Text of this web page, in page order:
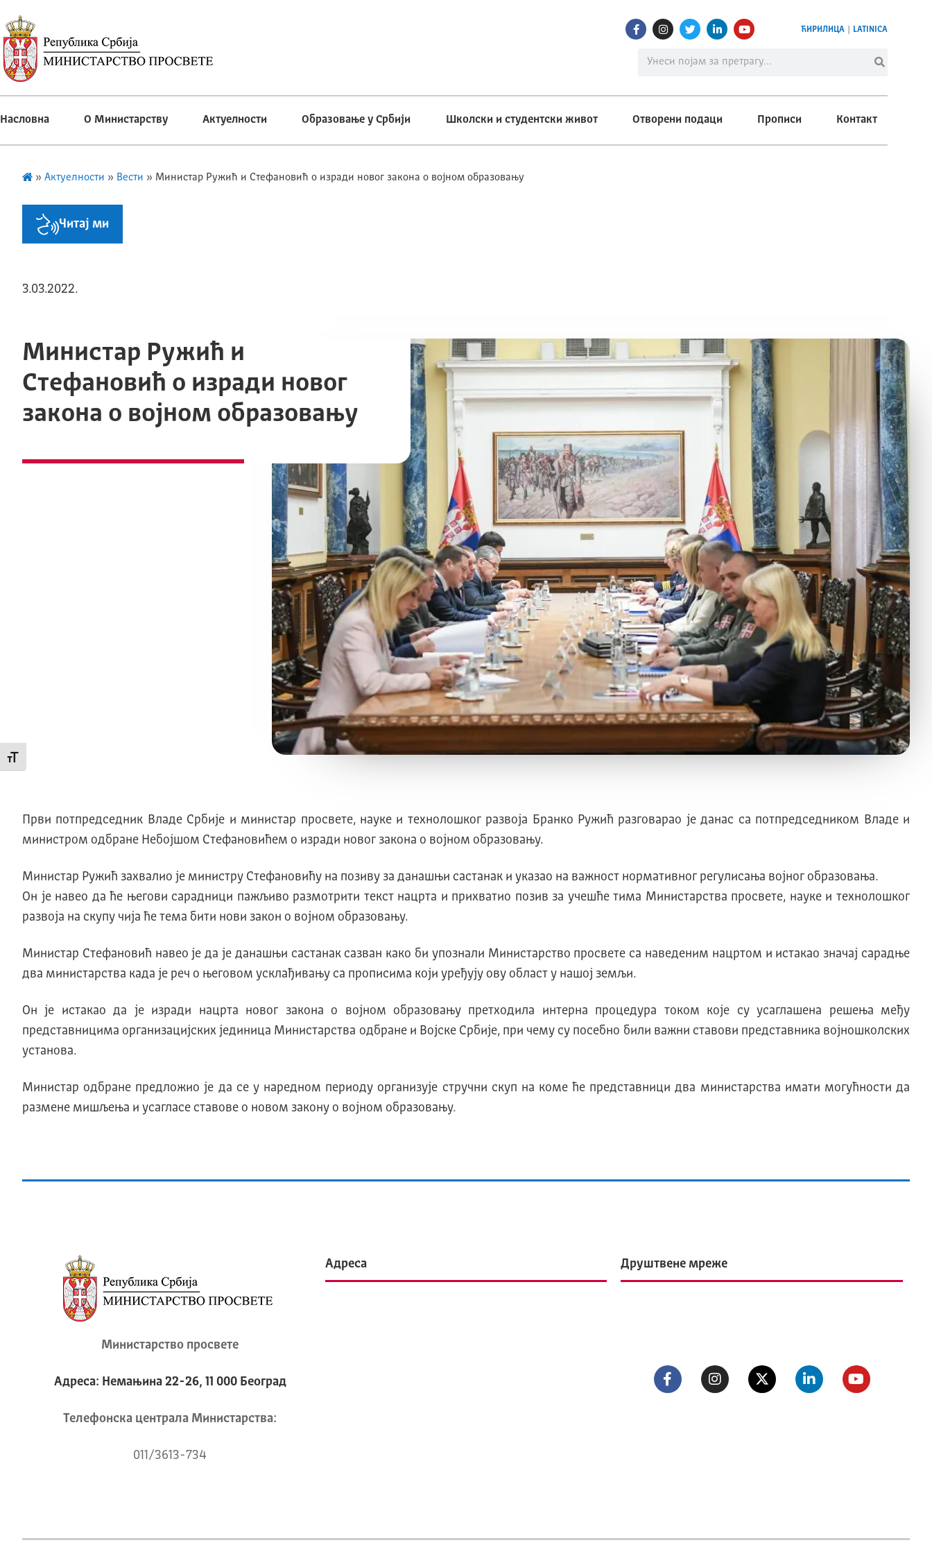
Промени величину слова
ЋИРИЛИЦА LATINICA
Насловна О Министарству Актуелности Образовање у Србији Школски и студентски живот Отворени подаци Прописи Контакт
» Актуелности » Вести » Министар Ружић и Стефановић о изради новог закона о војном образовању
Читај ми
3.03.2022.
Министар Ружић и
Стефановић о изради новог
закона о војном образовању
Први потпредседник Владе Србије и министар просвете, науке и технолошког развоја Бранко Ружић разговарао је данас са потпредседником Владе и
министром одбране Небојшом Стефановићем о изради новог закона о војном образовању.
Министар Ружић захвалио је министру Стефановићу на позиву за данашњи састанак и указао на важност нормативног регулисања војног образовања.
Он је навео да ће његови сарадници пажљиво размотрити текст нацрта и прихватио позив за учешће тима Министарства просвете, науке и технолошког
развоја на скупу чија ће тема бити нови закон о војном образовању.
Министар Стефановић навео је да је данашњи састанак сазван како би упознали Министарство просвете са наведеним нацртом и истакао значај сарадње
два министарства када је реч о његовом усклађивању са прописима који уређују ову област у нашој земљи.
Он је истакао да је изради нацрта новог закона о војном образовању претходила интерна процедура током које су усаглашена решења међу
представницима организацијских јединица Министарства одбране и Војске Србије, при чему су посебно били важни ставови представника војношколских
установа.
Министар одбране предложио је да се у наредном периоду организује стручни скуп на коме ће представници два министарства имати могућности да
размене мишљења и усагласе ставове о новом закону о војном образовању.
Министарство просвете
Адреса: Немањина 22-26, 11 000 Београд
Телeфонска централа Mинистарства:
011/3613-734
Адреса Друштвене мреже